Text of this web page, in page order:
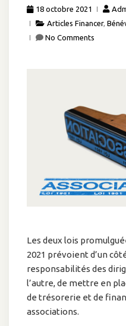
18 octobre 2021
Articles Financer,
No Comments
Les deux lois
2021 prévoient d’un
responsabilités des
l’autre, de mettre en
de trésorerie et de
associations.